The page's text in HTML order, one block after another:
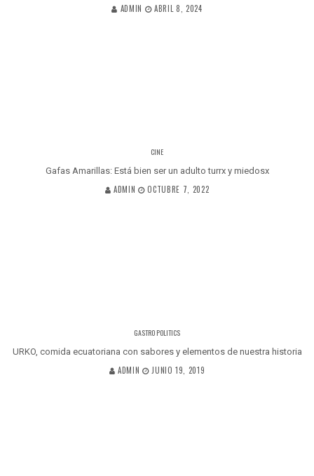
ADMIN ABRIL 8, 2024
CINE
Gafas Amarillas: Está bien ser un adulto turrx y miedosx
ADMIN OCTUBRE 7, 2022
GASTRO POLITICS
URKO, comida ecuatoriana con sabores y elementos de nuestra historia
ADMIN JUNIO 19, 2019